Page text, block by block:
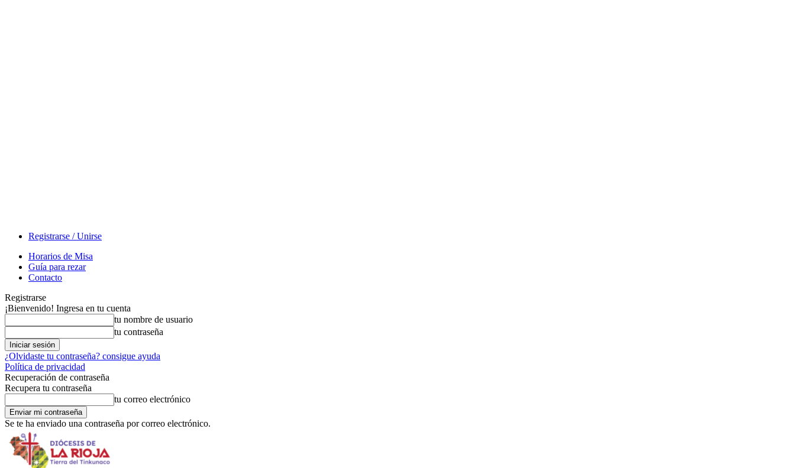
Registrarse / Unirse
Horarios de Misa
Guía para rezar
Contacto
Registrarse
¡Bienvenido! Ingresa en tu cuenta
tu nombre de usuario
tu contraseña
¿Olvidaste tu contraseña? consigue ayuda
Política de privacidad
Recuperación de contraseña
Recupera tu contraseña
tu correo electrónico
Se te ha enviado una contraseña por correo electrónico.